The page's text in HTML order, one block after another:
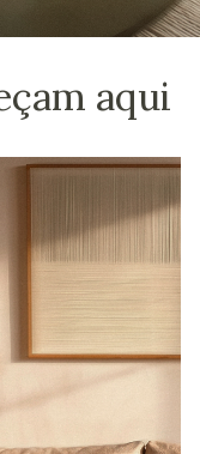
aqui